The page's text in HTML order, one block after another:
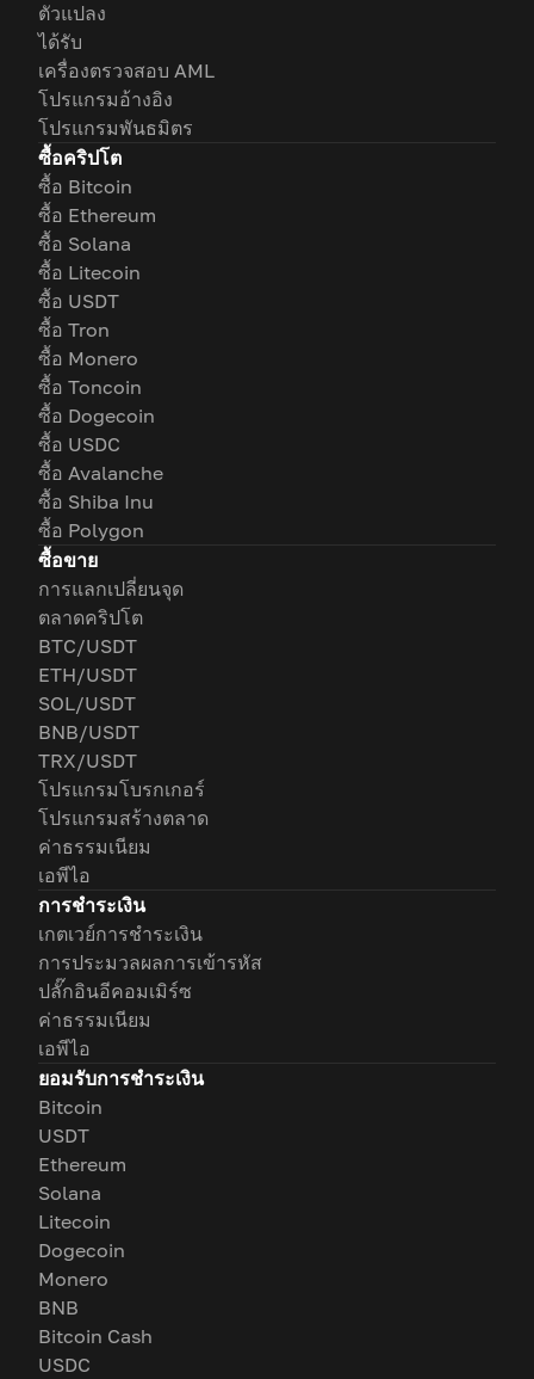
ตัวแปลง
ได้รับ
เครื่องตรวจสอบ AML
โปรแกรมอ้างอิง
โปรแกรมพันธมิตร
ซื้อคริปโต
ซื้อ Bitcoin
ซื้อ Ethereum
ซื้อ Solana
ซื้อ Litecoin
ซื้อ USDT
ซื้อ Tron
ซื้อ Monero
ซื้อ Toncoin
ซื้อ Dogecoin
ซื้อ USDC
ซื้อ Avalanche
ซื้อ Shiba Inu
ซื้อ Polygon
ซื้อขาย
การแลกเปลี่ยนจุด
ตลาดคริปโต
BTC/USDT
ETH/USDT
SOL/USDT
BNB/USDT
TRX/USDT
โปรแกรมโบรกเกอร์
โปรแกรมสร้างตลาด
ค่าธรรมเนียม
เอพีไอ
การชำระเงิน
เกตเวย์การชำระเงิน
การประมวลผลการเข้ารหัส
ปลั๊กอินอีคอมเมิร์ซ
ค่าธรรมเนียม
เอพีไอ
ยอมรับการชำระเงิน
Bitcoin
USDT
Ethereum
Solana
Litecoin
Dogecoin
Monero
BNB
Bitcoin Cash
USDC